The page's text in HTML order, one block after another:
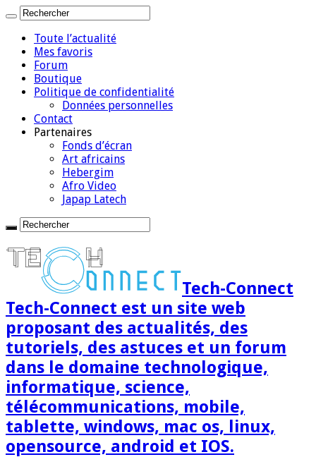
Toute l’actualité
Mes favoris
Forum
Boutique
Politique de confidentialité
Données personnelles
Contact
Partenaires
Fonds d’écran
Art africains
Hebergim
Afro Video
Japap Latech
Tech-Connect
Tech-Connect est un site web
proposant des actualités, des
tutoriels, des astuces et un forum
dans le domaine technologique,
informatique, science,
télécommunications, mobile,
tablette, windows, mac os, linux,
opensource, android et IOS.